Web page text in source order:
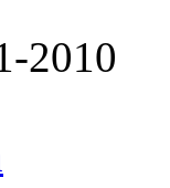
2010